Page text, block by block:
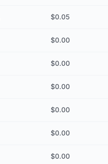
$0.05
$0.00
$0.00
$0.00
$0.00
$0.00
$0.00